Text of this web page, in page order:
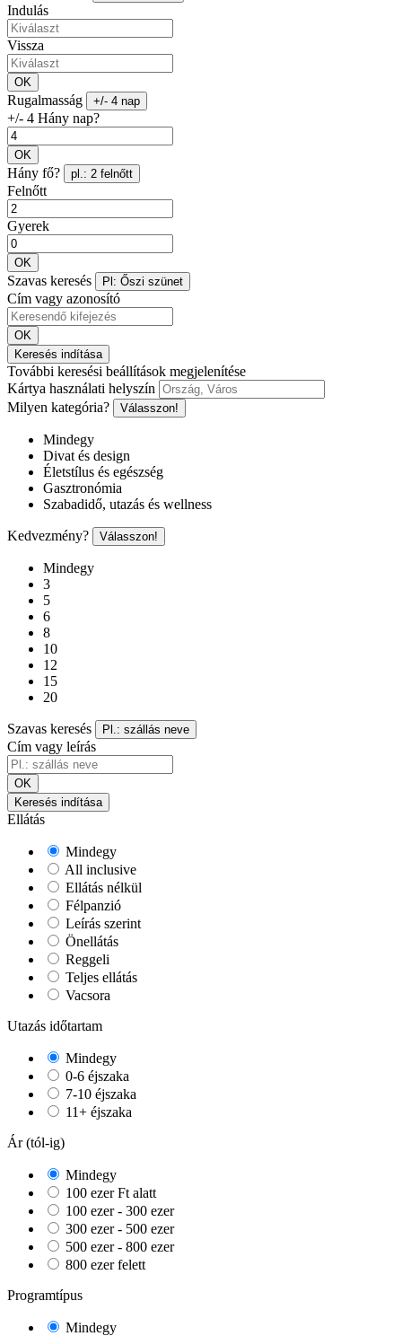
Indulás
Vissza
OK
Rugalmasság +/- 4 nap
+/- 4 Hány nap?
OK
Hány fő? pl.: 2 felnőtt
Felnőtt
Gyerek
OK
Szavas keresés Pl: Őszi szünet
Cím vagy azonosító
OK
Keresés indítása
További keresési beállítások megjelenítése
Kártya használati helyszín
Milyen kategória?
Válasszon!
Mindegy
Divat és design
Életstílus és egészség
Gasztronómia
Szabadidő, utazás és wellness
Kedvezmény? Válasszon!
Mindegy
3
5
6
8
10
12
15
20
Szavas keresés Pl.: szállás neve
Cím vagy leírás
OK
Keresés indítása
Ellátás
Mindegy
All inclusive
Ellátás nélkül
Félpanzió
Leírás szerint
Önellátás
Reggeli
Teljes ellátás
Vacsora
Utazás időtartam
Mindegy
0-6 éjszaka
7-10 éjszaka
11+ éjszaka
Ár (tól-ig)
Mindegy
100 ezer Ft alatt
100 ezer - 300 ezer
300 ezer - 500 ezer
500 ezer - 800 ezer
800 ezer felett
Programtípus
Mindegy